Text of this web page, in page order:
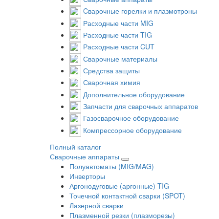
Cварочные горелки и плазмотроны
Расходные части MIG
Расходные части TIG
Расходные части CUT
Сварочные материалы
Средства защиты
Сварочная химия
Дополнительное оборудование
Запчасти для сварочных аппаратов
Газосварочное оборудование
Компрессорное оборудование
Полный каталог
Сварочные аппараты
Полуавтоматы (MIG/MAG)
Инверторы
Аргонодуговые (аргонные) TIG
Точечной контактной сварки (SPOT)
Лазерной сварки
Плазменной резки (плазморезы)